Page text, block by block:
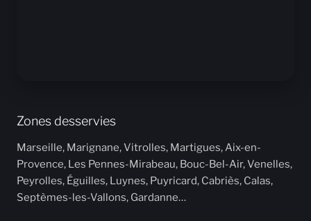
Zones desservies
Marseille, Marignane, Vitrolles, Martigues, Aix-en-
Provence, Les Pennes-Mirabeau, Bouc-Bel-Air, Venelles,
Peyrolles, Éguilles, Luynes, Puyricard, Cabriès, Calas,
Septèmes-les-Vallons, Gardanne…